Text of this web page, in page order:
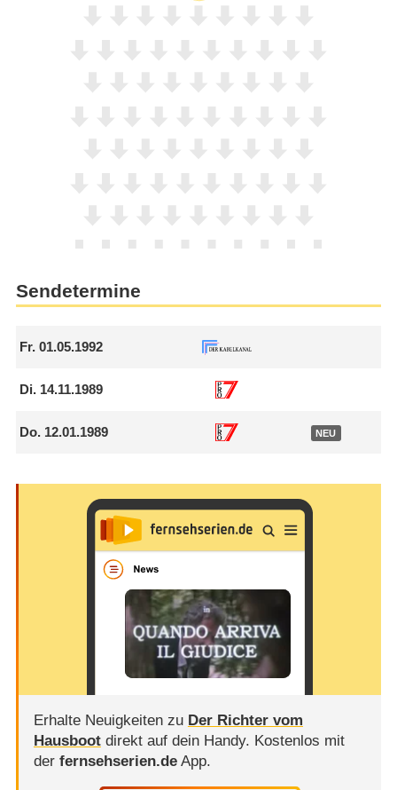
Sendetermine
Fr.01.05.1992
Di.14.11.1989
Do.12.01.1989 NEU
Erhalte Neuigkeiten zu Der Richter vom
Hausbootdirekt auf dein Handy. Kostenlos mit
der fernsehserien.deApp.